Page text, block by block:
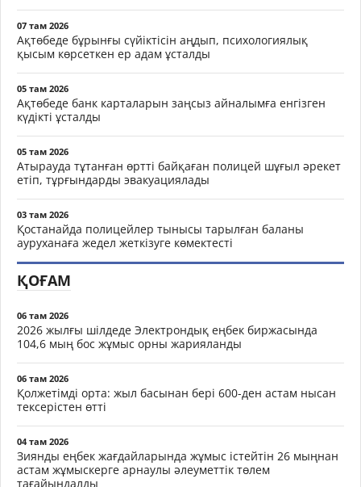
07 там 2026
Ақтөбеде бұрынғы сүйіктісін аңдып, психологиялық
қысым көрсеткен ер адам ұсталды
05 там 2026
Ақтөбеде банк карталарын заңсыз айналымға енгізген
күдікті ұсталды
05 там 2026
Атырауда тұтанған өртті байқаған полицей шұғыл әрекет
етіп, тұрғындарды эвакуациялады
03 там 2026
Қостанайда полицейлер тынысы тарылған баланы
ауруханаға жедел жеткізуге көмектесті
ҚОҒАМ
06 там 2026
2026 жылғы шілдеде Электрондық еңбек биржасында
104,6 мың бос жұмыс орны жарияланды
06 там 2026
Қолжетімді орта: жыл басынан бері 600-ден астам нысан
тексерістен өтті
04 там 2026
Зиянды еңбек жағдайларында жұмыс істейтін 26 мыңнан
астам жұмыскерге арнаулы әлеуметтік төлем
тағайындалды